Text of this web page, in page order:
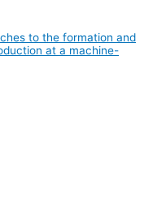
to the formation and
at a machine-